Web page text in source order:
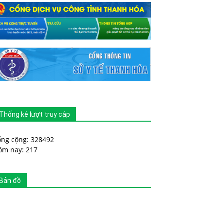
kê lượt truy cập
cộng: 328492
nay: 217
đồ